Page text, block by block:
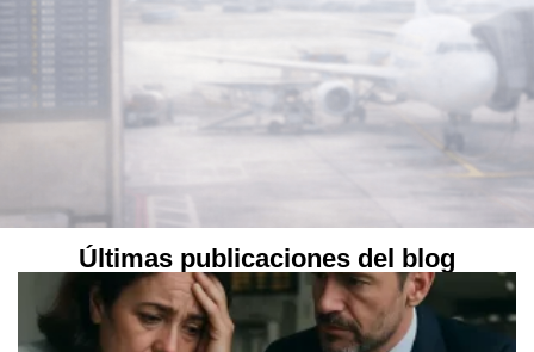
NUESTROS CLIENTES NOS
AVALAN
Últimas publicaciones del blog